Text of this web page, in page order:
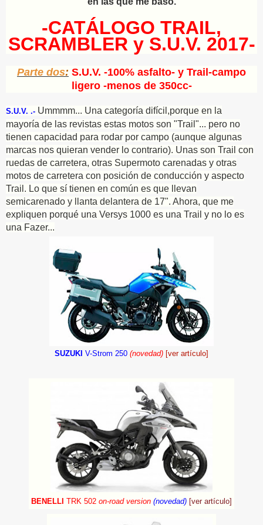
-CATÁLOGO TRAIL,
SCRAMBLER y S.U.V. 2017-
Parte dos: S.U.V. -100% asfalto- y Trail-campo
ligero -menos de 350cc-
S.U.V. .- Ummmm... Una categoría difícil,porque en la
mayoría de las revistas estas motos son "Trail"... pero no
tienen capacidad para rodar por campo (aunque algunas
marcas nos quieran vender lo contrario). Unas son Trail con
ruedas de carretera, otras Supermoto carenadas y otras
motos de carretera con posición de conducción y aspecto
Trail. Lo que sí tienen en común es que llevan
semicarenado y llanta delantera de 17". Ahora, que me
expliquen porqué una Versys 1000 es una Trail y no lo es
una Fazer...
SUZUKI V-Strom 250 (novedad) [ver artículo]
BENELLI TRK 502 on-road version (novedad) [ver artículo]